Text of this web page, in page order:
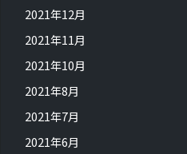
2021年12月
2021年11月
2021年10月
2021年8月
2021年7月
2021年6月